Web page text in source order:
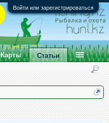
Войти или зарегистрироваться
Карты Статьи